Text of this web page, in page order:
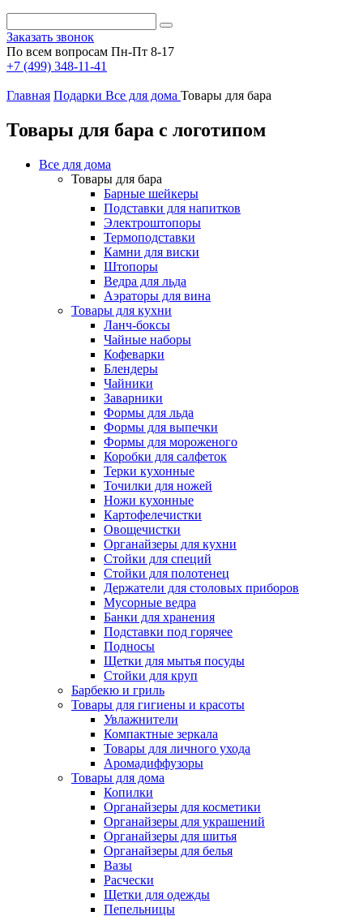
Заказать звонок
По всем вопросам Пн-Пт 8-17
+7 (499) 348-11-41
Главная Подарки Все для дома Товары для бара
Товары для бара с логотипом
Все для дома
Товары для бара
Барные шейкеры
Подставки для напитков
Электроштопоры
Термоподставки
Камни для виски
Штопоры
Ведра для льда
Аэраторы для вина
Товары для кухни
Ланч-боксы
Чайные наборы
Кофеварки
Блендеры
Чайники
Заварники
Формы для льда
Формы для выпечки
Формы для мороженого
Коробки для салфеток
Терки кухонные
Точилки для ножей
Ножи кухонные
Картофелечистки
Овощечистки
Органайзеры для кухни
Стойки для специй
Стойки для полотенец
Держатели для столовых приборов
Мусорные ведра
Банки для хранения
Подставки под горячее
Подносы
Щетки для мытья посуды
Стойки для круп
Барбекю и гриль
Товары для гигиены и красоты
Увлажнители
Компактные зеркала
Товары для личного ухода
Аромадиффузоры
Товары для дома
Копилки
Органайзеры для косметики
Органайзеры для украшений
Органайзеры для шитья
Органайзеры для белья
Вазы
Расчески
Щетки для одежды
Пепельницы